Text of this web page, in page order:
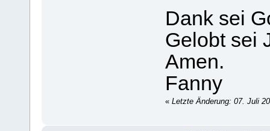
Dank sei
Gelobt sei
Amen.
Fanny
« Letzte Änderung: 07. Juli